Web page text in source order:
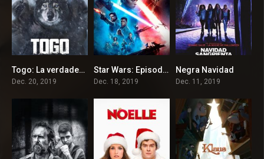
0Togo: La verdadera historia
Dec. 20, 2019
0Star Wars: Episodio IX – El ascenso de Skywalker
Dec. 18, 2019
Negra Navidad
Dec. 11, 2019